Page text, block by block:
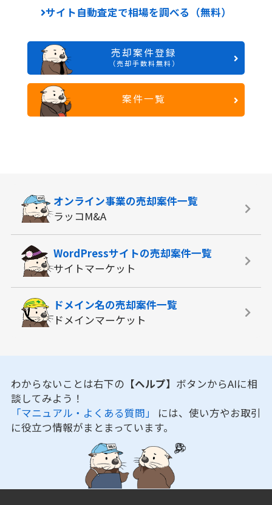
サイト自動査定で相場を調べる（無料）
売却案件登録
（売却手数料無料）
案件一覧
オンライン事業の売却案件一覧
ラッコM&A
WordPressサイトの売却案件一覧
サイトマーケット
ドメイン名の売却案件一覧
ドメインマーケット
わからないことは右下の 【ヘルプ】 ボタンからAIに相
談してみよう！
「マニュアル・よくある質問」 には、使い方やお取引
に役立つ情報がまとまっています。